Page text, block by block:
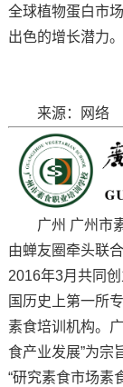
全球植物蛋白市
出色的增长潜力。
来源：网络
广州 广州市
由蝉友圈牵头联
2016年3月共同
国历史上第一所
素食培训机构。
食产业发展”为宗
“研究素食市场素